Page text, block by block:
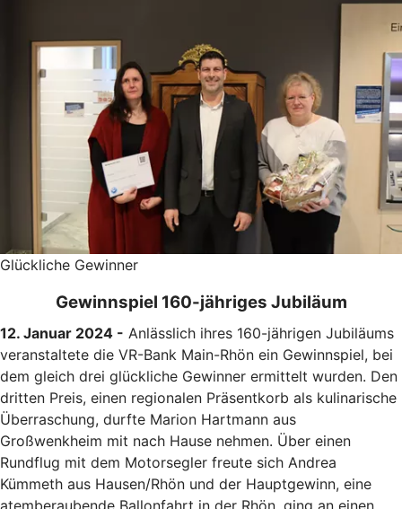
Glückliche Gewinner
Gewinnspiel 160-jähriges Jubiläum
12. Januar 2024 - Anlässlich ihres 160-jährigen Jubiläums
veranstaltete die VR-Bank Main-Rhön ein Gewinnspiel, bei
dem gleich drei glückliche Gewinner ermittelt wurden. Den
dritten Preis, einen regionalen Präsentkorb als kulinarische
Überraschung, durfte Marion Hartmann aus
Großwenkheim mit nach Hause nehmen. Über einen
Rundflug mit dem Motorsegler freute sich Andrea
Kümmeth aus Hausen/Rhön und der Hauptgewinn, eine
atemberaubende Ballonfahrt in der Rhön, ging an einen